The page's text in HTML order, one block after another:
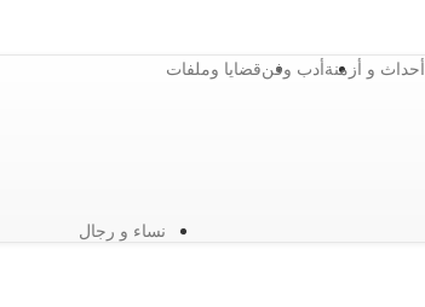
نساء و رجال
قضايا وملفاتأدب وفنأحداث و أزمنة